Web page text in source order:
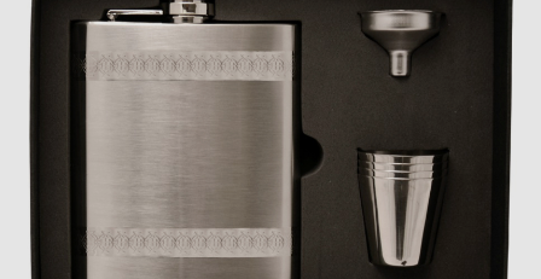
CADEAUS IDEEËN
HUWELIJKSGESCHENK 2026